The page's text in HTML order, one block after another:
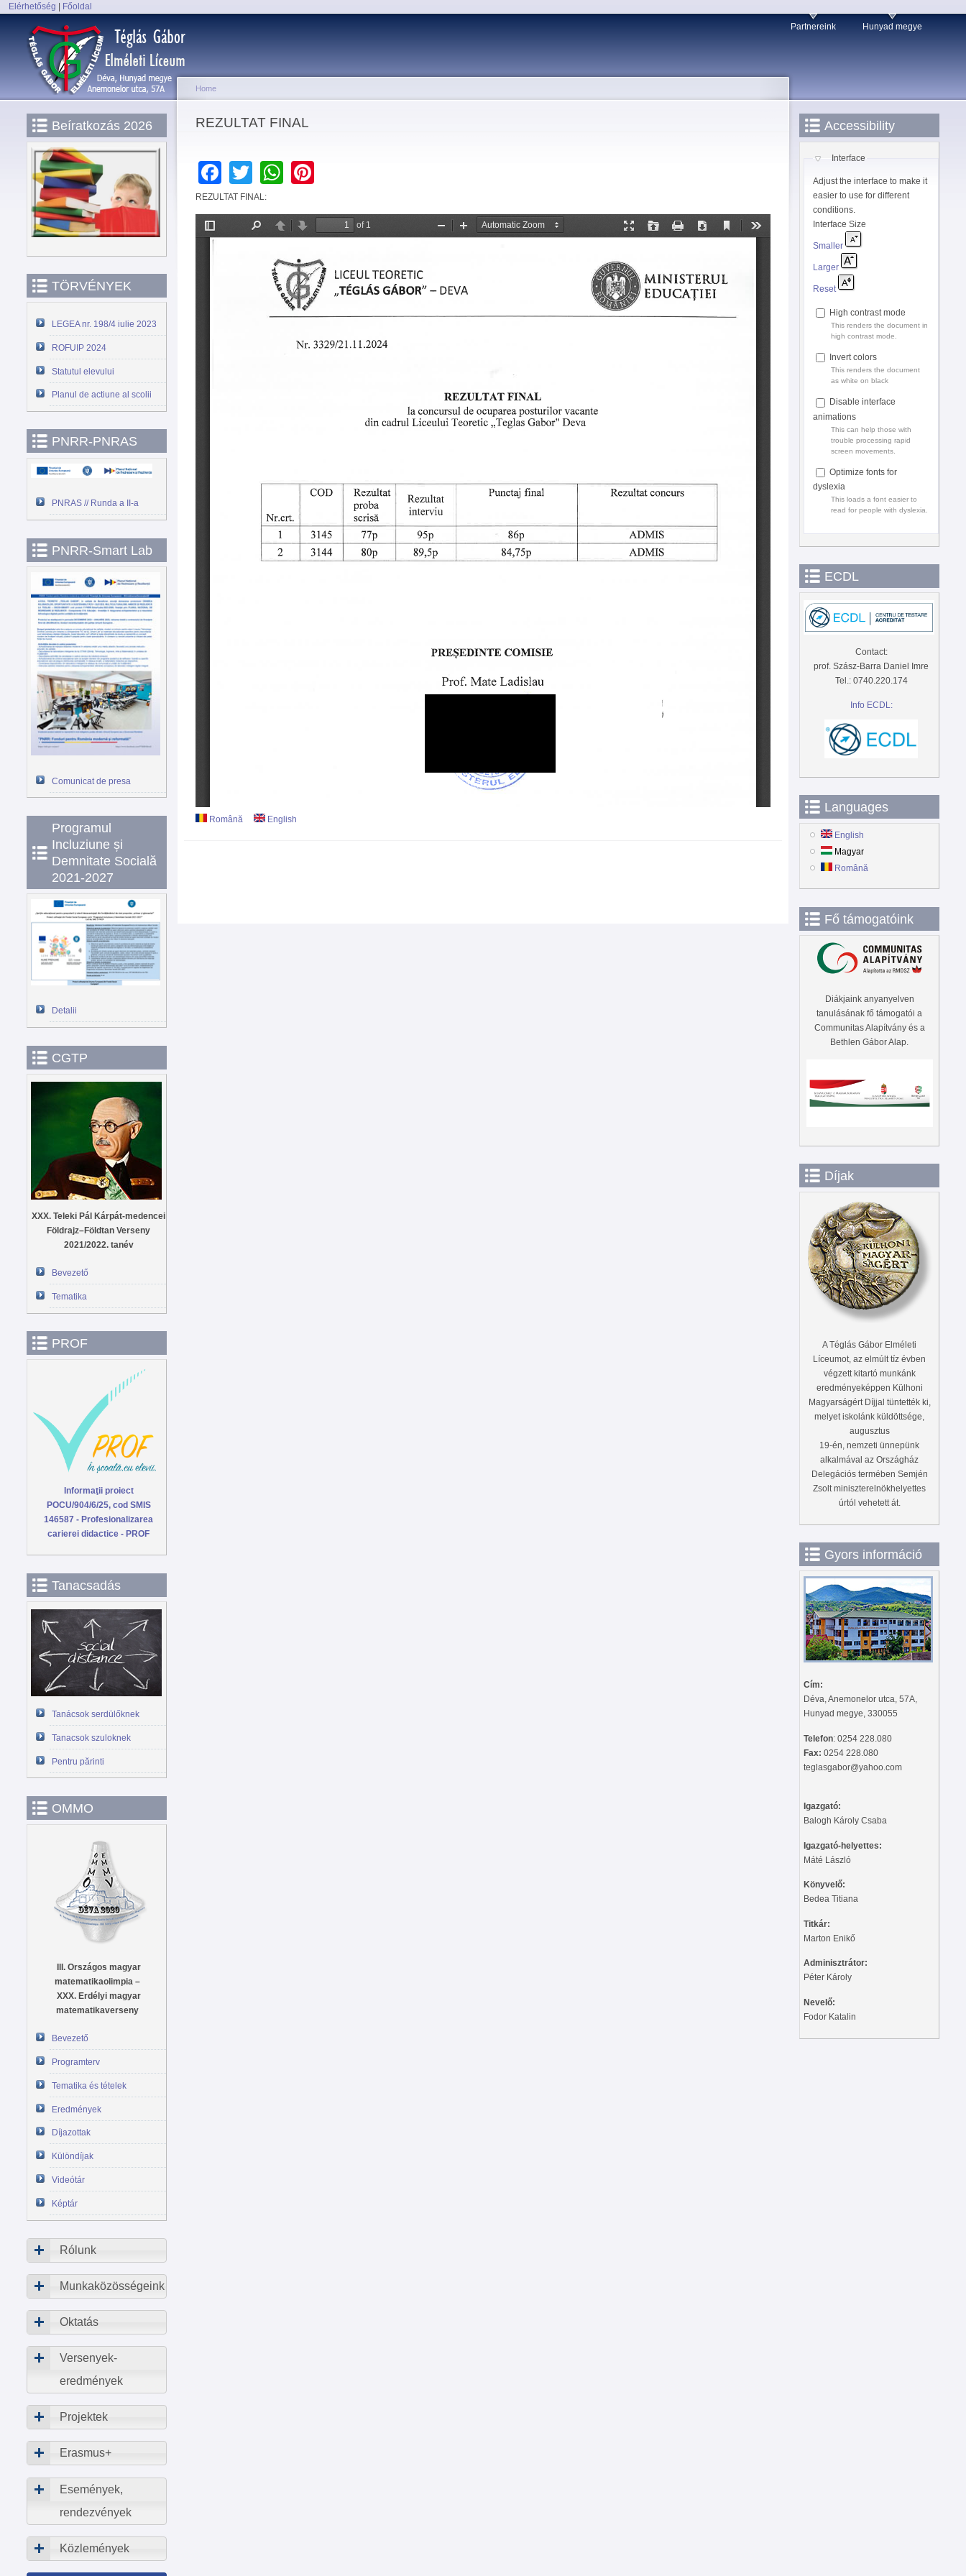
Elérhetőség Főoldal
Main menu Partnereink Hunyad megye
Beíratkozás 2026
TÖRVÉNYEK
LEGEA nr. 198/4 iulie 2023
ROFUIP 2024
Statutul elevului
Planul de actiune al scolii
PNRR-PNRAS
PNRAS // Runda a II-a
PNRR-Smart Lab
Comunicat de presa
Programul
Incluziune și
Demnitate Socială
2021-2027
Detalii
CGTP
XXX. Teleki Pál Kárpát-medencei
Földrajz–Földtan Verseny
2021/2022. tanév
Bevezető
Tematika
PROF
Informaţii proiect
POCU/904/6/25, cod SMIS
146587 - Profesionalizarea
carierei didactice - PROF
Tanacsadás
Tanácsok serdülőknek
Tanacsok szuloknek
Pentru părinti
OMMO
III. Országos magyar
matematikaolimpia –
XXX. Erdélyi magyar
matematikaverseny
Bevezető
Programterv
Tematika és tételek
Eredmények
Díjazottak
Különdíjak
Videótár
Képtár
Rólunk
Munkaközösségeink
Oktatás
Versenyek-
eredmények
Projektek
Erasmus+
Események,
rendezvények
Közlemények
You are here
Home
REZULTAT FINAL
Facebook
TwitterWhatsApp
REZULTAT FINAL:
Română English
Accessibility
Interface
Adjust the interface to make it
easier to use for different
conditions.
Interface Size
Smaller
Larger
Reset
High contrast mode
This renders the document in
high contrast mode.
Invert colors
This renders the document
as white on black
Disable interface
animations
This can help those with
trouble processing rapid
screen movements.
Optimize fonts for
dyslexia
This loads a font easier to
read for people with dyslexia.
ECDL
Contact:
prof. Szász-Barra Daniel Imre
Tel.: 0740.220.174
Info ECDL:
Languages
English
Magyar
Română
Fő támogatóink
Diákjaink anyanyelven
tanulásának fő támogatói a
Communitas Alapítvány és a
Bethlen Gábor Alap.
Díjak
A Téglás Gábor Elméleti
Líceumot, az elmúlt tíz évben
végzett kitartó munkánk
eredményeképpen Külhoni
Magyarságért Díjjal tüntették ki,
melyet iskolánk küldöttsége,
augusztus
19-én, nemzeti ünnepünk
alkalmával az Országház
Delegációs termében Semjén
Zsolt miniszterelnökhelyettes
úrtól vehetett át.
Gyors információ
Cím:
Déva, Anemonelor utca, 57A,
Hunyad megye, 330055
Telefon: 0254 228.080
Fax: 0254 228.080
teglasgabor@yahoo.com
Igazgató:
Balogh Károly Csaba
Igazgató-helyettes:
Máté László
Könyvelő:
Bedea Titiana
Titkár:
Marton Enikő
Adminisztrátor:
Péter Károly
Nevelő:
Fodor Katalin